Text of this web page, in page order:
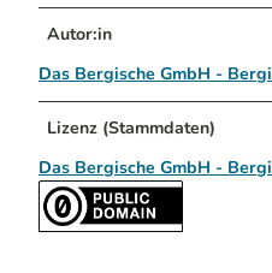
Autor:in
Das Bergische GmbH -
Lizenz (Stammdaten)
Das Bergische GmbH -